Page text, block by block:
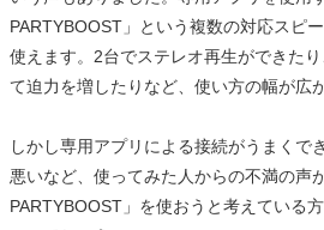
PARTYBOOST」という複数の対応スピ
使えます。2台でステレオ再生ができた
て迫力を増したりなど、使い方の幅が広
しかし専用アプリによる接続がうまくで
悪いなど、使ってみた人からの不満の声
PARTYBOOST」を使おうと考えている